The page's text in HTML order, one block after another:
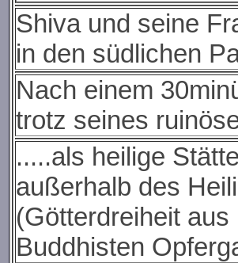
Shiva und seine
in den südlichen
Nach einem
trotz seines
.....als heilige
außerhalb des
(Götterdreiheit
Buddhisten